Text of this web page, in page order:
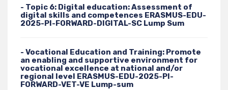
- Topic 6: Digital education: Assessment of
digital skills and competences ERASMUS-EDU-
2025-PI-FORWARD-DIGITAL-SC Lump Sum
- Vocational Education and Training: Promote
an enabling and supportive environment for
vocational excellence at national and/or
regional level ERASMUS-EDU-2025-PI-
FORWARD-VET-VE Lump-sum